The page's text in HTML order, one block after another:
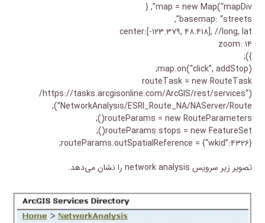
map = new Map(“mapDiv”, {
basemap: “streets”,
center:[-۱۲۳.۳۷۹, ۴۸.۴۱۸], //long, lat
zoom: ۱۴
});
map.on(“click”, addStop);
routeTask = new RouteTask
(“https://tasks.arcgisonline.com/ArcGIS/rest/services/
NetworkAnalysis/ESRI_Route_NA/NAServer/Route”);
routeParams = new RouteParameters();
routeParams.stops = new FeatureSet();
routeParams.outSpatialReference = {“wkid”:۴۳۲۶};
تصویر زیر سرویس network analysis را نشان می‌دهد.